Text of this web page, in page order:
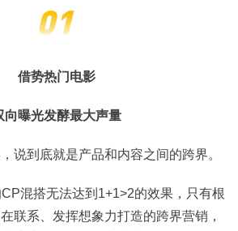
借势热门电影
向曝光发酵最大声量
说到底就是产品和内容之间的跨界。
混搭无法达到1+1>2的效果，只有根
联系、发挥想象力打造的跨界营销，